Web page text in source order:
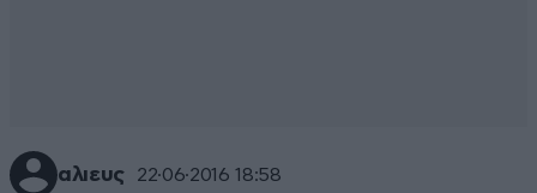
αλιευς 22·06·2016 18:58